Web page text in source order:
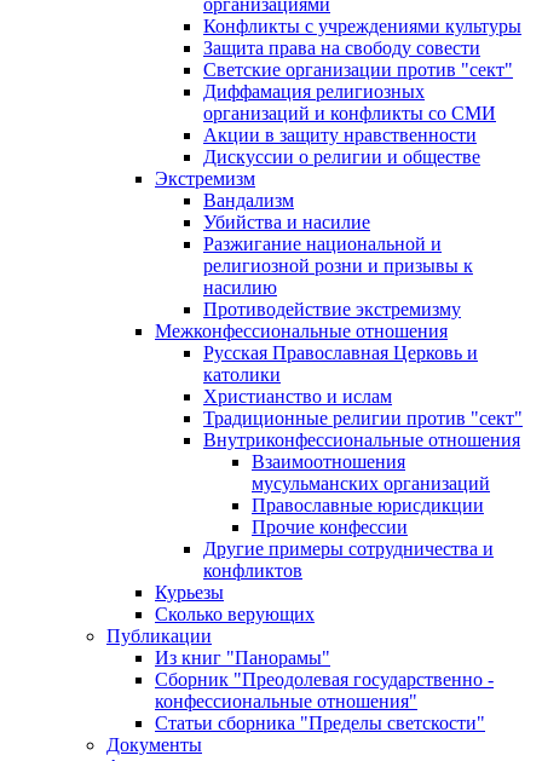
организациями
Конфликты с учреждениями культуры
Защита права на свободу совести
Светские организации против "сект"
Диффамация религиозных
организаций и конфликты со СМИ
Акции в защиту нравственности
Дискуссии о религии и обществе
Экстремизм
Вандализм
Убийства и насилие
Разжигание национальной и
религиозной розни и призывы к
насилию
Противодействие экстремизму
Межконфессиональные отношения
Русская Православная Церковь и
католики
Христианство и ислам
Традиционные религии против "сект"
Внутриконфессиональные отношения
Взаимоотношения
мусульманских организаций
Православные юрисдикции
Прочие конфессии
Другие примеры сотрудничества и
конфликтов
Курьезы
Сколько верующих
Публикации
Из книг "Панорамы"
Сборник "Преодолевая государственно -
конфессиональные отношения"
Статьи сборника "Пределы светскости"
Документы